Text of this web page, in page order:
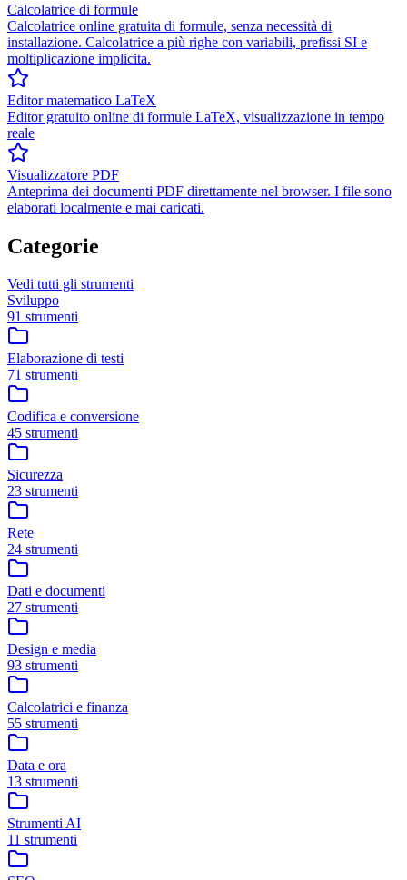
Calcolatrice di formule
Calcolatrice online gratuita di formule, senza necessità di
installazione. Calcolatrice a più righe con variabili, prefissi SI e
moltiplicazione implicita.
Editor matematico LaTeX
Editor gratuito online di formule LaTeX, visualizzazione in tempo
reale
Visualizzatore PDF
Anteprima dei documenti PDF direttamente nel browser. I file sono
elaborati localmente e mai caricati.
Categorie
Vedi tutti gli strumenti
Sviluppo
91 strumenti
Elaborazione di testi
71 strumenti
Codifica e conversione
45 strumenti
Sicurezza
23 strumenti
Rete
24 strumenti
Dati e documenti
27 strumenti
Design e media
93 strumenti
Calcolatrici e finanza
55 strumenti
Data e ora
13 strumenti
Strumenti AI
11 strumenti